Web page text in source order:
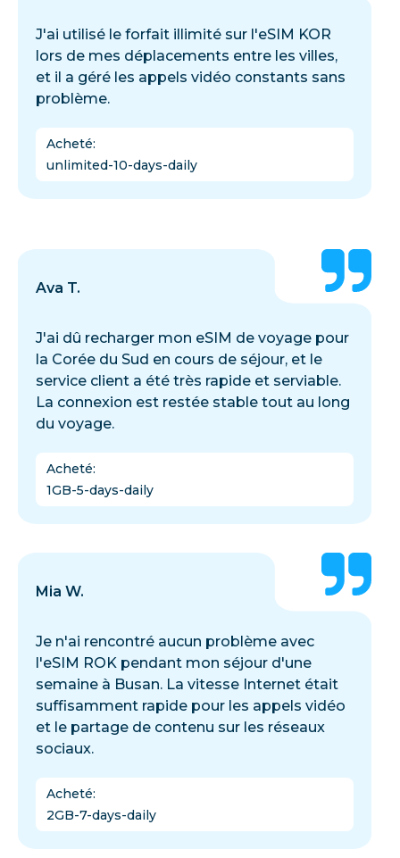
J'ai utilisé le forfait illimité sur l'eSIM KOR
lors de mes déplacements entre les villes,
et il a géré les appels vidéo constants sans
problème.
Acheté:
unlimited-10-days-daily
Ava T.
J'ai dû recharger mon eSIM de voyage pour
la Corée du Sud en cours de séjour, et le
service client a été très rapide et serviable.
La connexion est restée stable tout au long
du voyage.
Acheté:
1GB-5-days-daily
Mia W.
Je n'ai rencontré aucun problème avec
l'eSIM ROK pendant mon séjour d'une
semaine à Busan. La vitesse Internet était
suffisamment rapide pour les appels vidéo
et le partage de contenu sur les réseaux
sociaux.
Acheté:
2GB-7-days-daily